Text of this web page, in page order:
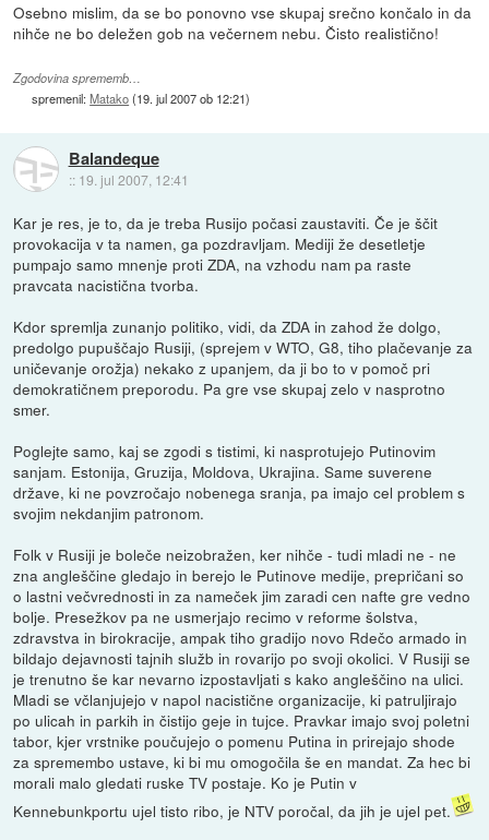
Osebno mislim, da se bo ponovno vse skupaj srečno končalo in da
nihče ne bo deležen gob na večernem nebu. Čisto realistično!
Zgodovina sprememb…
spremenil:Matako(19. jul 2007 ob 12:21)
Balandeque
:: 19. jul 2007, 12:41
Kar je res, je to, da je treba Rusijo počasi zaustaviti. Če je ščit
provokacija v ta namen, ga pozdravljam. Mediji že desetletje
pumpajo samo mnenje proti ZDA, na vzhodu nam pa raste
pravcata nacistična tvorba.
Kdor spremlja zunanjo politiko, vidi, da ZDA in zahod že dolgo,
predolgo pupuščajo Rusiji, (sprejem v WTO, G8, tiho plačevanje za
uničevanje orožja) nekako z upanjem, da ji bo to v pomoč pri
demokratičnem preporodu. Pa gre vse skupaj zelo v nasprotno
smer.
Poglejte samo, kaj se zgodi s tistimi, ki nasprotujejo Putinovim
sanjam. Estonija, Gruzija, Moldova, Ukrajina. Same suverene
države, ki ne povzročajo nobenega sranja, pa imajo cel problem s
svojim nekdanjim patronom.
Folk v Rusiji je boleče neizobražen, ker nihče - tudi mladi ne - ne
zna angleščine gledajo in berejo le Putinove medije, prepričani so
o lastni večvrednosti in za nameček jim zaradi cen nafte gre vedno
bolje. Presežkov pa ne usmerjajo recimo v reforme šolstva,
zdravstva in birokracije, ampak tiho gradijo novo Rdečo armado in
bildajo dejavnosti tajnih služb in rovarijo po svoji okolici. V Rusiji se
je trenutno še kar nevarno izpostavljati s kako angleščino na ulici.
Mladi se včlanjujejo v napol nacistične organizacije, ki patruljirajo
po ulicah in parkih in čistijo geje in tujce. Pravkar imajo svoj poletni
tabor, kjer vrstnike poučujejo o pomenu Putina in prirejajo shode
za spremembo ustave, ki bi mu omogočila še en mandat. Za hec bi
morali malo gledati ruske TV postaje. Ko je Putin v
Kennebunkportu ujel tisto ribo, je NTV poročal, da jih je ujel pet.